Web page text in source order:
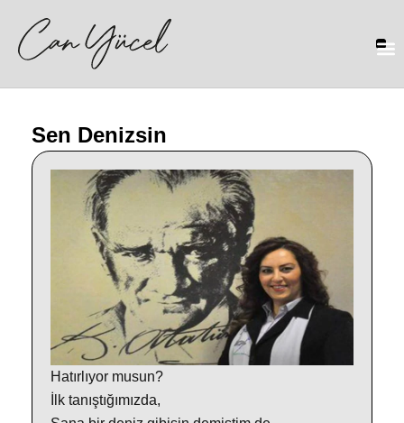
Sen Denizsin
Hatırlıyor musun?
İlk tanıştığımızda,